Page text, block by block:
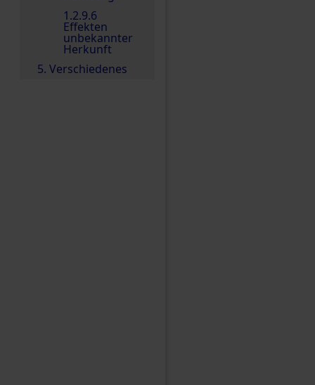
1.2.9.6
Effekten
unbekannter
Herkunft
5. Verschiedenes